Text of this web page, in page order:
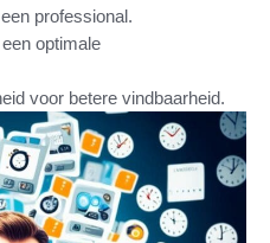
professional.
optimale
voor betere vindbaarheid.